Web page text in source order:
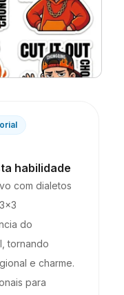
habilidade
com dialetos
do
tornando
e charme.
para